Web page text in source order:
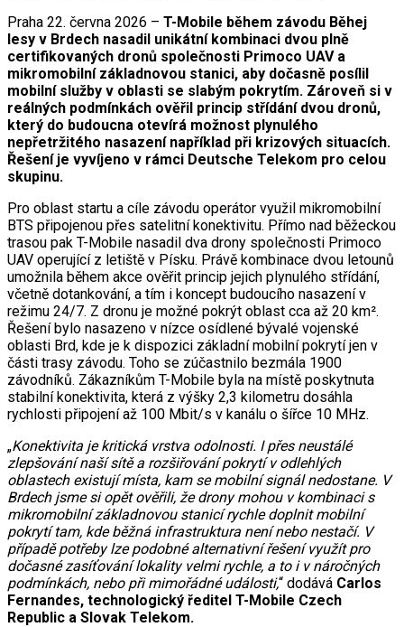
Praha 22. června 2026 – T-Mobile během závodu Běhej
lesy v Brdech nasadil unikátní kombinaci dvou plně
certifikovaných dronů společnosti Primoco UAV a
mikromobilní základnovou stanici, aby dočasně posílil
mobilní služby v oblasti se slabým pokrytím. Zároveň si v
reálných podmínkách ověřil princip střídání dvou dronů,
který do budoucna otevírá možnost plynulého
nepřetržitého nasazení například při krizových situacích.
Řešení je vyvíjeno v rámci Deutsche Telekom pro celou
skupinu.
Pro oblast startu a cíle závodu operátor využil mikromobilní
BTS připojenou přes satelitní konektivitu. Přímo nad běžeckou
trasou pak T-Mobile nasadil dva drony společnosti Primoco
UAV operující z letiště v Písku. Právě kombinace dvou letounů
umožnila během akce ověřit princip jejich plynulého střídání,
včetně dotankování, a tím i koncept budoucího nasazení v
režimu 24/7. Z dronu je možné pokrýt oblast cca až 20 km².
Řešení bylo nasazeno v nízce osídlené bývalé vojenské
oblasti Brd, kde je k dispozici základní mobilní pokrytí jen v
části trasy závodu. Toho se zúčastnilo bezmála 1900
závodníků. Zákazníkům T-Mobile byla na místě poskytnuta
stabilní konektivita, která z výšky 2,3 kilometru dosáhla
rychlosti připojení až 100 Mbit/s v kanálu o šířce 10 MHz.
„Konektivita je kritická vrstva odolnosti. I přes neustálé
zlepšování naší sítě a rozšiřování pokrytí v odlehlých
oblastech existují místa, kam se mobilní signál nedostane. V
Brdech jsme si opět ověřili, že drony mohou v kombinaci s
mikromobilní základnovou stanicí rychle doplnit mobilní
pokrytí tam, kde běžná infrastruktura není nebo nestačí. V
případě potřeby lze podobné alternativní řešení využít pro
dočasné zasíťování lokality velmi rychle, a to i v náročných
podmínkách, nebo při mimořádné události,“ dodává Carlos
Fernandes, technologický ředitel T-Mobile Czech
Republic a Slovak Telekom.